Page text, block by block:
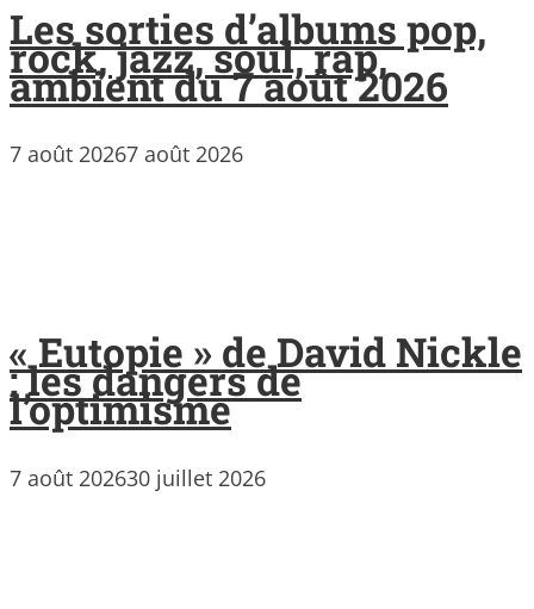
Les sorties d’albums pop,
rock, jazz, soul, rap,
ambient du 7 août 2026
7 août 20267 août 2026
« Eutopie » de David Nickle
: les dangers de
l’optimisme
7 août 202630 juillet 2026